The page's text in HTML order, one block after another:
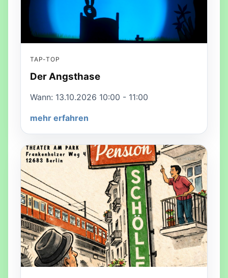
TAP-TOP
Der Angsthase
Wann: 13.10.2026 10:00 - 11:00
mehr erfahren